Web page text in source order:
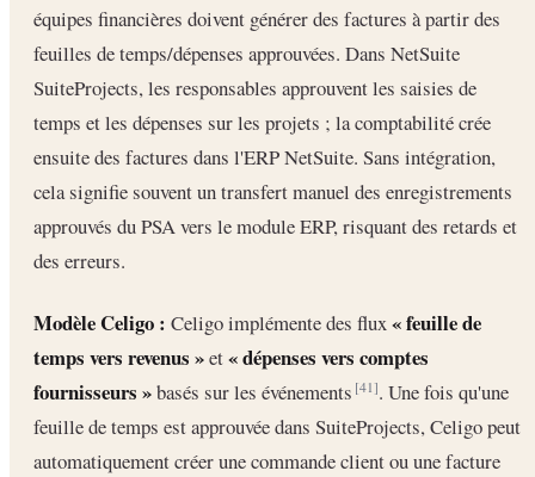
équipes financières doivent générer des factures à partir des
feuilles de temps/dépenses approuvées. Dans NetSuite
SuiteProjects, les responsables approuvent les saisies de
temps et les dépenses sur les projets ; la comptabilité crée
ensuite des factures dans l'ERP NetSuite. Sans intégration,
cela signifie souvent un transfert manuel des enregistrements
approuvés du PSA vers le module ERP, risquant des retards et
des erreurs.
Modèle Celigo : Celigo implémente des flux« feuille de
temps vers revenus »et« dépenses vers comptes
fournisseurs »basés sur les événements[41]. Une fois qu'une
feuille de temps est approuvée dans SuiteProjects, Celigo peut
automatiquement créer une commande client ou une facture